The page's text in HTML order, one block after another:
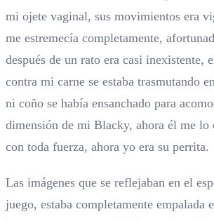
mi ojete vaginal, sus movimientos era
me estremecía completamente,
después de un rato era casi inexistente,
contra mi carne se estaba trasmutando
ni coño se había ensanchado para
dimensión de mi Blacky, ahora él me lo
con toda fuerza, ahora yo era su perrita.
Las imágenes que se reflejaban en el
juego, estaba completamente empalada